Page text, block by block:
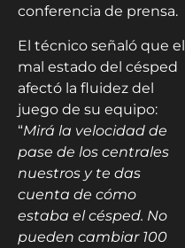
conferencia de prensa.
El técnico señaló que el
mal estado del césped
afectó la fluidez del
juego de su equipo:
“Mirá la velocidad de
pase de los centrales
nuestros y te das
cuenta de cómo
estaba el césped. No
pueden cambiar 100